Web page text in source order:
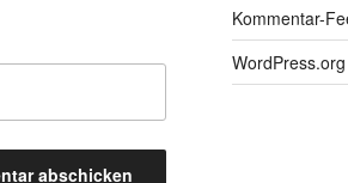
Kommentar-
WordPress.org